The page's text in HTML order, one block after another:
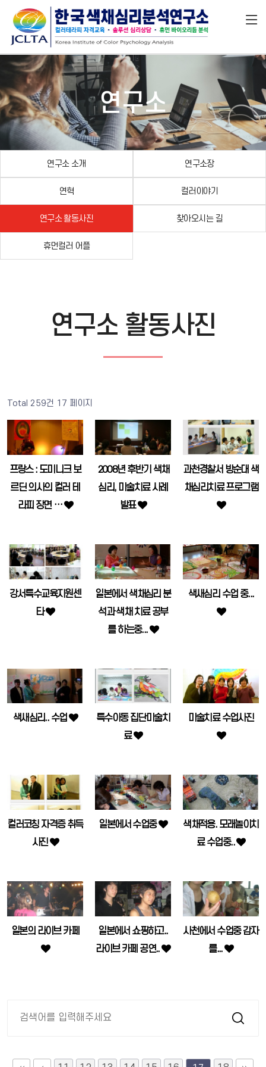
연구소
연구소 소개 연구소장
연혁 컬러이야기
연구소 활동사진 찾아오시는 길
휴먼컬러 어플
연구소 활동사진
Total 259건 17 페이지
프랑스 : 도미니크 보
르딘 의사의 컬러 테
라피 장면 …
2008년 후반기 색채
심리, 미술치료 사례
발표
과천경찰서 방순대 색
채심리치료 프로그램
강서특수교육지원센
타
일본에서 색채심리 분
석과 색채 치료 공부
를 하는중...
색새심리 수업 중...
색새심리.. 수업
특수아동 집단미술치
료
미술치료 수업사진
컬러코칭 자격증 취득
사진
일본에서 수업중
색채적용. 모래놀이치
료 수업중..
일본의 라이브 카페
일본에서 쇼핑하고..
라이브 카페 공연..
사천에서 수업중 감자
를...